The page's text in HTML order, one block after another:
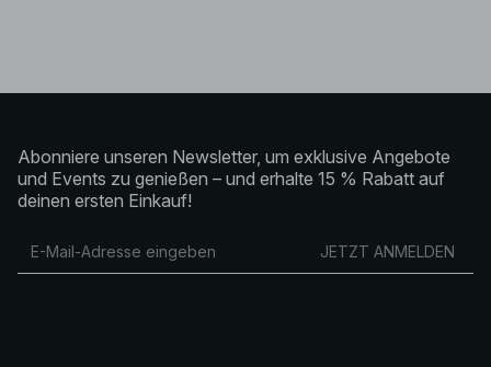
Abonniere unseren Newsletter, um exklusive Angebote
und Events zu genießen – und erhalte 15 % Rabatt auf
deinen ersten Einkauf!
JETZT ANMELDEN